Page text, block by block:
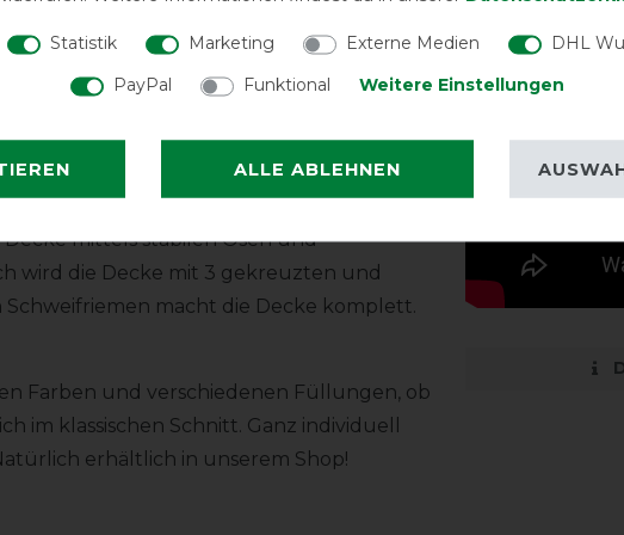
Der einzigartige von Horseware
außerdem kann sich die
dieser geschützt ist. Die Decke ist ohne
vorne und am Schweiflatz
mittels stabilen Ösen und
wird die Decke mit 3 gekreuzten und
macht die Decke komplett.
Farben und verschiedenen Füllungen, ob
im klassischen Schnitt. Ganz individuell
erhältlich in unserem Shop!
Statistik Marketing Externe Medien
DHL
PayPal
Funktional Weitere Einstellungen
ALLE ABLEHNEN